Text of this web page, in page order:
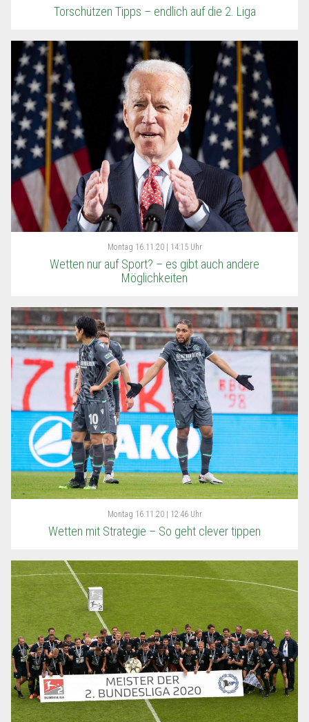
Torschützen Tipps – endlich auf die 2. Liga
Montag 16.11.20 | 14:15 Uhr
Wetten nur auf Sport? – es gibt auch andere
Möglichkeiten
Montag 16.11.20 | 12:46 Uhr
Wetten mit Strategie – So geht clever tippen